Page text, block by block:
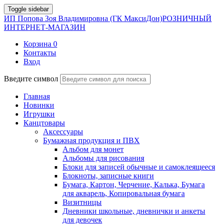
Toggle sidebar
ИП Попова Зоя Владимировна (ГК МаксиДон)РОЗНИЧНЫЙ
ИНТЕРНЕТ-МАГАЗИН
Корзина 0
Контакты
Вход
Введите символ
Главная
Новинки
Игрушки
Канцтовары
Аксессуары
Бумажная продукция и ПВХ
Альбом для монет
Альбомы для рисования
Блоки для записей обычные и самоклеящееся
Блокноты, записные книги
Бумага, Картон, Черчение, Калька, Бумага
для акварель, Копировальная бумага
Визитницы
Дневники школьные, дневнички и анкеты
для девочек